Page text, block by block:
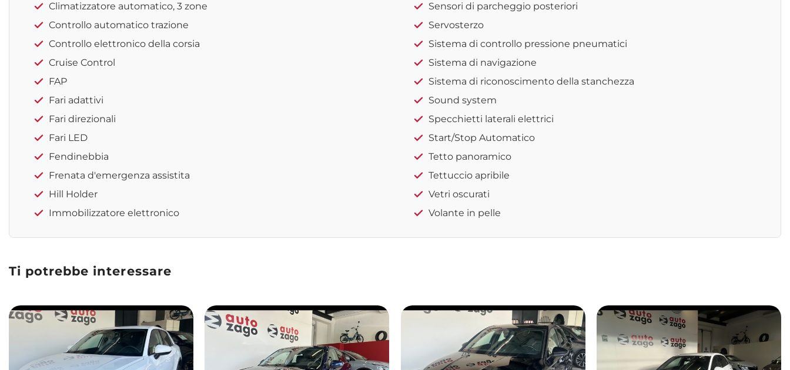
Climatizzatore automatico, 3 zone
Controllo automatico trazione
Controllo elettronico della corsia
Cruise Control
FAP
Fari adattivi
Fari direzionali
Fari LED
Fendinebbia
Frenata d'emergenza assistita
Hill Holder
Immobilizzatore elettronico
Sensori di parcheggio posteriori
Servosterzo
Sistema di controllo pressione pneumatici
Sistema di navigazione
Sistema di riconoscimento della stanchezza
Sound system
Specchietti laterali elettrici
Start/Stop Automatico
Tetto panoramico
Tettuccio apribile
Vetri oscurati
Volante in pelle
Ti potrebbe interessare